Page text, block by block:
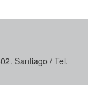
Santiago / Tel.